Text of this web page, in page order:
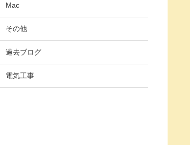
Mac
その他
過去ブログ
電気工事